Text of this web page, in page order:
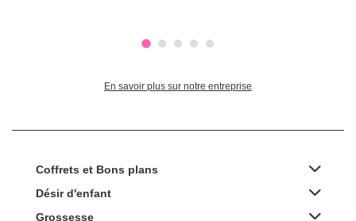
En savoir plus sur notre entreprise
Coffrets et Bons plans
Désir d'enfant
Grossesse